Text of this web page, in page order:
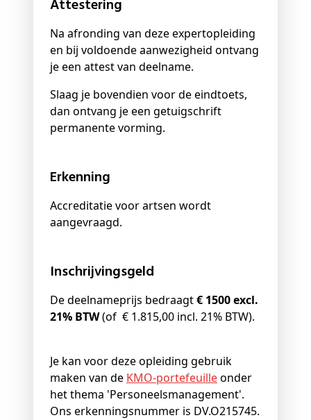
Attestering
Na afronding van deze expertopleiding
en bij voldoende aanwezigheid ontvang
je een attest van deelname.
Slaag je bovendien voor de eindtoets,
dan ontvang je een getuigschrift
permanente vorming.
Erkenning
Accreditatie voor artsen wordt
aangevraagd.
Inschrijvingsgeld
De deelnameprijs bedraagt€ 1500 excl.
21% BTW(of € 1.815,00 incl. 21% BTW).
Je kan voor deze opleiding gebruik
maken van de KMO-portefeuilleonder
het thema 'Personeelsmanagement'.
Ons erkenningsnummer is DV.O215745.